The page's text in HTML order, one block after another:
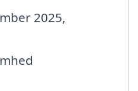
2025,